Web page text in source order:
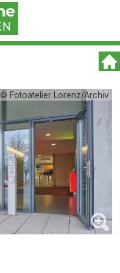
© Fotoatelier Lorenz/Archiv